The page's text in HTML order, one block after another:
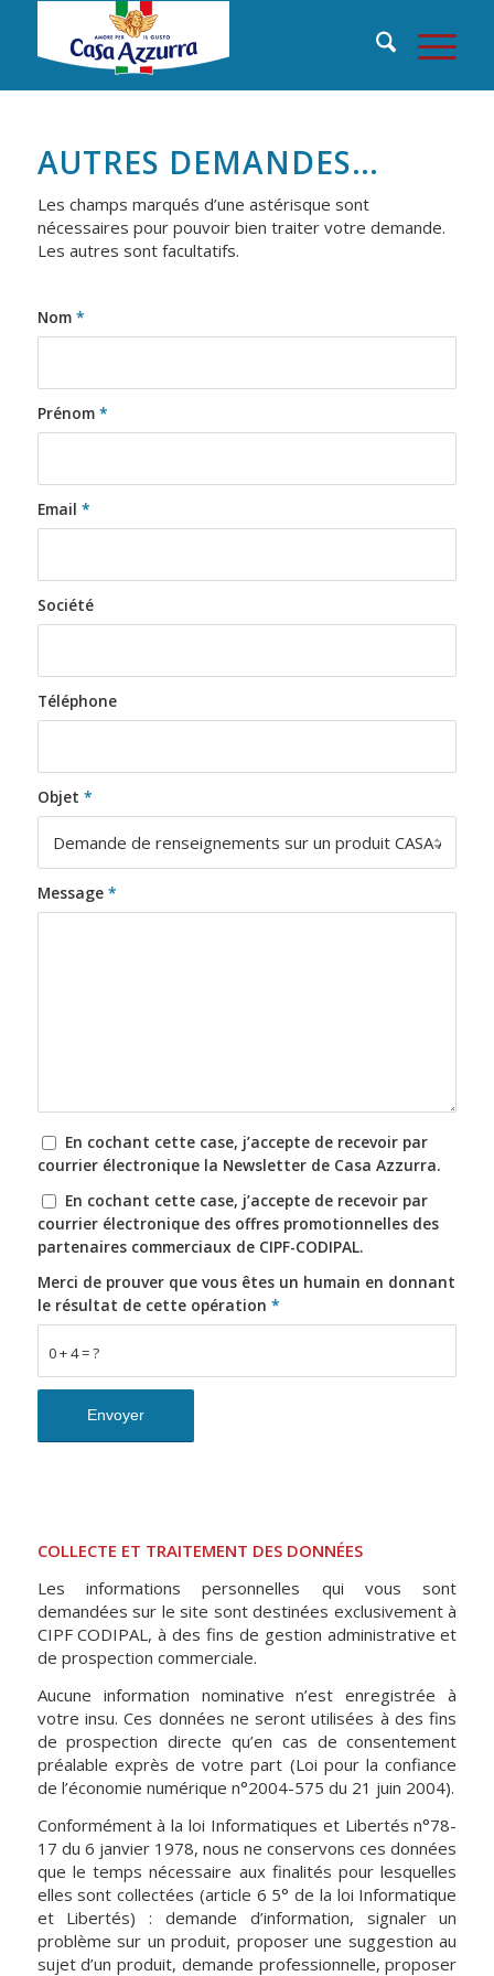
AUTRES DEMANDES…
Les champs marqués d’une astérisque sont
nécessaires pour pouvoir bien traiter votre demande.
Les autres sont facultatifs.
Nom *
Prénom *
Email *
Société
Téléphone
Objet *
Message *
En cochant cette case, j’accepte de recevoir par
courrier électronique la Newsletter de Casa Azzurra.
En cochant cette case, j’accepte de recevoir par
courrier électronique des offres promotionnelles des
partenaires commerciaux de CIPF-CODIPAL.
0 + 4 = ?
Merci de prouver que vous êtes un humain en donnant
le résultat de cette opération *
COLLECTE ET TRAITEMENT DES DONNÉES
Les informations personnelles qui vous sont
demandées sur le site sont destinées exclusivement à
CIPF CODIPAL, à des fins de gestion administrative et
de prospection commerciale.
Aucune information nominative n’est enregistrée à
votre insu. Ces données ne seront utilisées à des fins
de prospection directe qu’en cas de consentement
préalable exprès de votre part (Loi pour la confiance
de l’économie numérique n°2004-575 du 21 juin 2004).
Conformément à la loi Informatiques et Libertés n°78-
17 du 6 janvier 1978, nous ne conservons ces données
que le temps nécessaire aux finalités pour lesquelles
elles sont collectées (article 6 5° de la loi Informatique
et Libertés) : demande d’information, signaler un
problème sur un produit, proposer une suggestion au
sujet d’un produit, demande professionnelle, proposer